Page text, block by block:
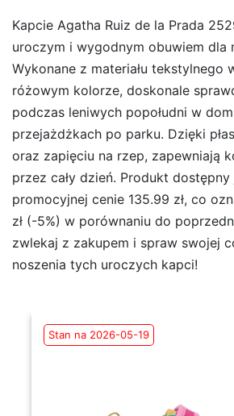
Kapcie Agatha Ruiz de la Prada
uroczym i wygodnym obuwiem dla
Wykonane z materiału tekstylnego
różowym kolorze, doskonale
podczas leniwych popołudni w
przejażdżkach po parku. Dzięki
oraz zapięciu na rzep, zapewniają
przez cały dzień. Produkt
promocyjnej cenie 135.99 zł, co
zł (-5%) w porównaniu do
zwlekaj z zakupem i spraw swojej
noszenia tych uroczych kapci!
Stan na 2026-05-19